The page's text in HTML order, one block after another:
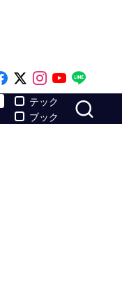
Like on Facebook
Follow on x
Follow on
Follow
テック
ブック